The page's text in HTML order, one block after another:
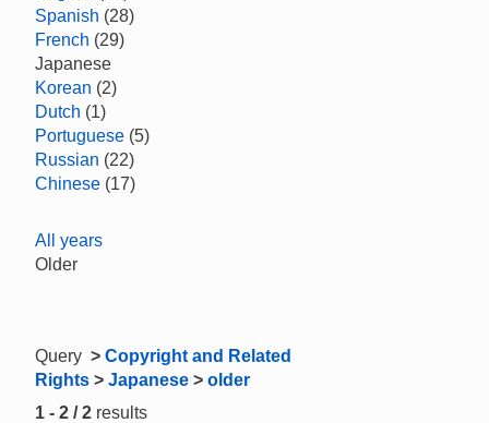
Spanish (28)
French (29)
Japanese
Korean (2)
Dutch (1)
Portuguese (5)
Russian (22)
Chinese (17)
All years
Older
Query > Copyright and Related
Rights > Japanese > older
1 - 2 / 2 results